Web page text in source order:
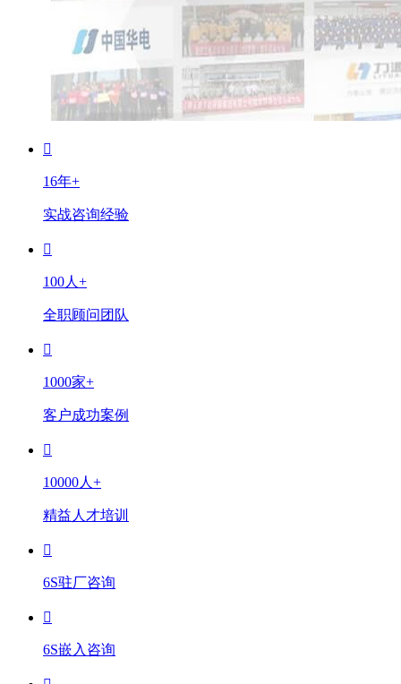
16年+
实战咨询经验
100人+
全职顾问团队
1000家+
客户成功案例
10000人+
精益人才培训
6S驻厂咨询
6S嵌入咨询